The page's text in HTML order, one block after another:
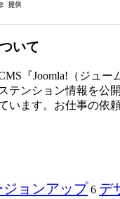
いて
『Joomla!（ジュー
テンション情報を公
います。お仕事の依
ジョンアップ 6 デ